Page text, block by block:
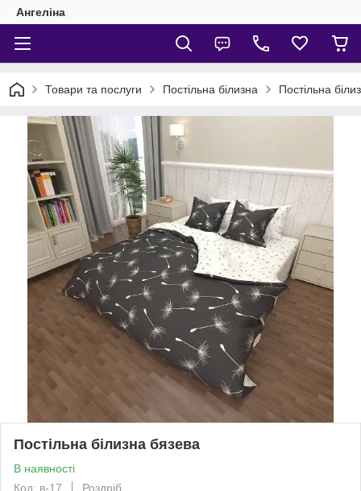
Ангеліна
Товари та послуги Постільна білизна Постільна
Постільна білизна бязева
В наявності
Код: в-17
Роздріб